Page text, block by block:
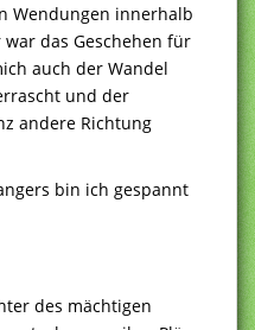
Wendungen innerhalb
das Geschehen für
auch der Wandel
und der
andere Richtung
bin ich gespannt
des mächtigen